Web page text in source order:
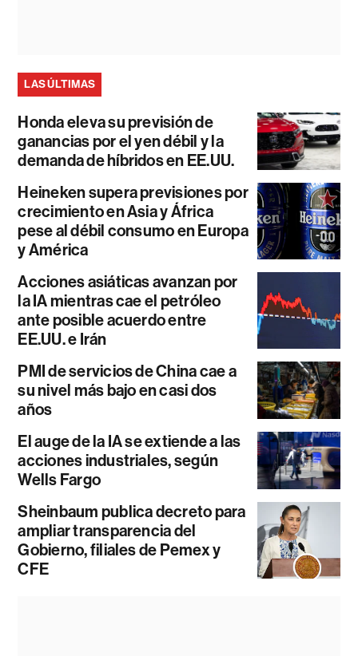
LAS ÚLTIMAS
Honda eleva su previsión de
ganancias por el yen débil y la
demanda de híbridos en EE.UU.
Heineken supera previsiones por
crecimiento en Asia y África
pese al débil consumo en Europa
y América
Acciones asiáticas avanzan por
la IA mientras cae el petróleo
ante posible acuerdo entre
EE.UU. e Irán
PMI de servicios de China cae a
su nivel más bajo en casi dos
años
El auge de la IA se extiende a las
acciones industriales, según
Wells Fargo
Sheinbaum publica decreto para
ampliar transparencia del
Gobierno, filiales de Pemex y
CFE